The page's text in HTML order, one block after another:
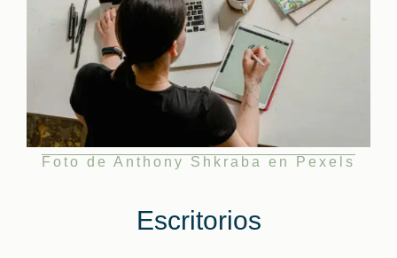
Foto de Anthony Shkraba en Pexels
Escritorios